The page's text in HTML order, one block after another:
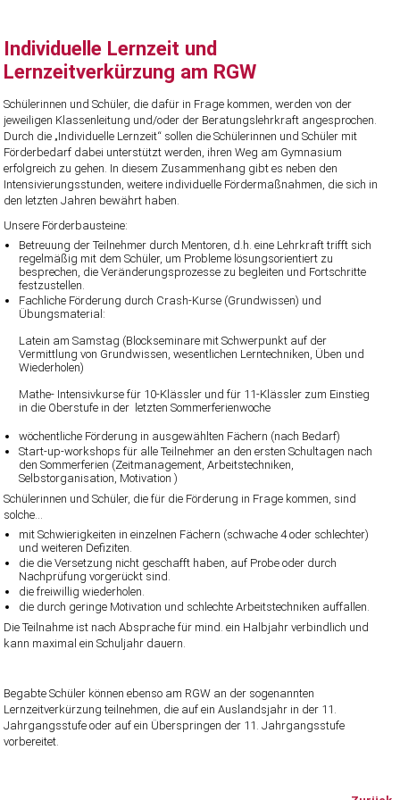
Individuelle Lernzeit und
Lernzeitverkürzung am RGW
Schülerinnen und Schüler, die dafür in Frage kommen, werden von der
jeweiligen Klassenleitung und/oder der Beratungslehrkraft angesprochen.
Durch die „Individuelle Lernzeit“ sollen die Schülerinnen und Schüler mit
Förderbedarf dabei unterstützt werden, ihren Weg am Gymnasium
erfolgreich zu gehen. In diesem Zusammenhang gibt es neben den
Intensivierungsstunden, weitere individuelle Fördermaßnahmen, die sich in
den letzten Jahren bewährt haben.
Unsere Förderbausteine:
Betreuung der Teilnehmer durch Mentoren, d.h. eine Lehrkraft trifft sich
regelmäßig mit dem Schüler, um Probleme lösungsorientiert zu
besprechen, die Veränderungsprozesse zu begleiten und Fortschritte
festzustellen.
Fachliche Förderung durch Crash-Kurse (Grundwissen) und
Übungsmaterial:
Latein am Samstag (Blockseminare mit Schwerpunkt auf der
Vermittlung von Grundwissen, wesentlichen Lerntechniken, Üben und
Wiederholen)
Mathe- Intensivkurse für 10-Klässler und für 11-Klässler zum Einstieg
in die Oberstufe in der letzten Sommerferienwoche
wöchentliche Förderung in ausgewählten Fächern (nach Bedarf)
Start-up-workshops für alle Teilnehmer an den ersten Schultagen nach
den Sommerferien (Zeitmanagement, Arbeitstechniken,
Selbstorganisation, Motivation )
Schülerinnen und Schüler, die für die Förderung in Frage kommen, sind
solche…
mit Schwierigkeiten in einzelnen Fächern (schwache 4 oder schlechter)
und weiteren Defiziten.
die die Versetzung nicht geschafft haben, auf Probe oder durch
Nachprüfung vorgerückt sind.
die freiwillig wiederholen.
die durch geringe Motivation und schlechte Arbeitstechniken auffallen.
Die Teilnahme ist nach Absprache für mind. ein Halbjahr verbindlich und
kann maximal ein Schuljahr dauern.
Begabte Schüler können ebenso am RGW an der sogenannten
Lernzeitverkürzung teilnehmen, die auf ein Auslandsjahr in der 11.
Jahrgangsstufe oder auf ein Überspringen der 11. Jahrgangsstufe
vorbereitet.